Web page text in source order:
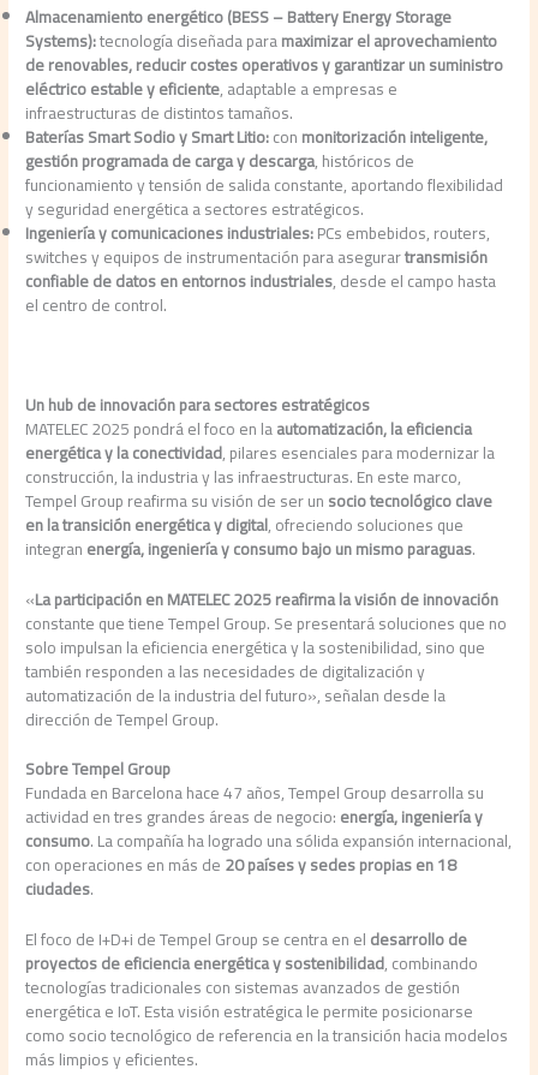
Almacenamiento energético (BESS – Battery Energy Storage
Systems):tecnología diseñada paramaximizar el aprovechamiento
de renovables, reducir costes operativos y garantizar un suministro
eléctrico estable y eficiente, adaptable a empresas e
infraestructuras de distintos tamaños.
Baterías Smart Sodio y Smart Litio:conmonitorización inteligente,
gestión programada de carga y descarga, históricos de
funcionamiento y tensión de salida constante, aportando flexibilidad
y seguridad energética a sectores estratégicos.
Ingeniería y comunicaciones industriales:PCs embebidos, routers,
switches y equipos de instrumentación para asegurartransmisión
confiable de datos en entornos industriales, desde el campo hasta
el centro de control.
Un hub de innovación para sectores estratégicos
MATELEC 2025 pondrá el foco en laautomatización, la eficiencia
energética y la conectividad, pilares esenciales para modernizar la
construcción, la industria y las infraestructuras. En este marco,
Tempel Group reafirma su visión de ser unsocio tecnológico clave
en la transición energética y digital, ofreciendo soluciones que
integranenergía, ingeniería y consumo bajo un mismo paraguas.
«La participación en MATELEC 2025 reafirma la visión de innovación
constante que tiene Tempel Group. Se presentará soluciones que no
solo impulsan la eficiencia energética y la sostenibilidad, sino que
también responden a las necesidades de digitalización y
automatización de la industria del futuro», señalan desde la
dirección de Tempel Group.
Sobre Tempel Group
Fundada en Barcelona hace 47 años, Tempel Group desarrolla su
actividad en tres grandes áreas de negocio:energía, ingeniería y
consumo. La compañía ha logrado una sólida expansión internacional,
con operaciones en más de20 países y sedes propias en 18
ciudades.
El foco de I+D+i de Tempel Group se centra en eldesarrollo de
proyectos de eficiencia energética y sostenibilidad, combinando
tecnologías tradicionales con sistemas avanzados de gestión
energética e IoT. Esta visión estratégica le permite posicionarse
como socio tecnológico de referencia en la transición hacia modelos
más limpios y eficientes.